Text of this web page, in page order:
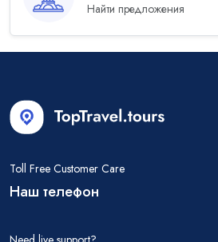
Найти предложения
Toll Free Customer Care
Наш телефон